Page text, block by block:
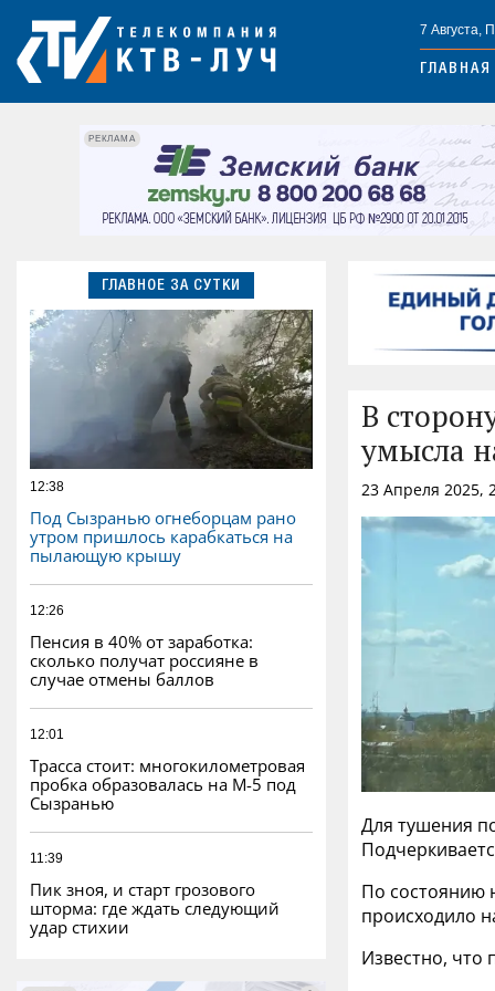
7 Августа,
ГЛАВНАЯ
РЕКЛАМА
ГЛАВНОЕ ЗА СУТКИ
12:38
Под Сызранью огнеборцам рано
утром пришлось карабкаться на
пылающую крышу
12:26
Пенсия в 40% от заработка:
сколько получат россияне в
случае отмены баллов
12:01
Трасса стоит: многокилометровая
пробка образовалась на М-5 под
Сызранью
11:39
Пик зноя, и старт грозового
шторма: где ждать следующий
удар стихии
В
умысла
23 Апреля 2025,
Для тушения
По состоянию
происходило
Известно, что